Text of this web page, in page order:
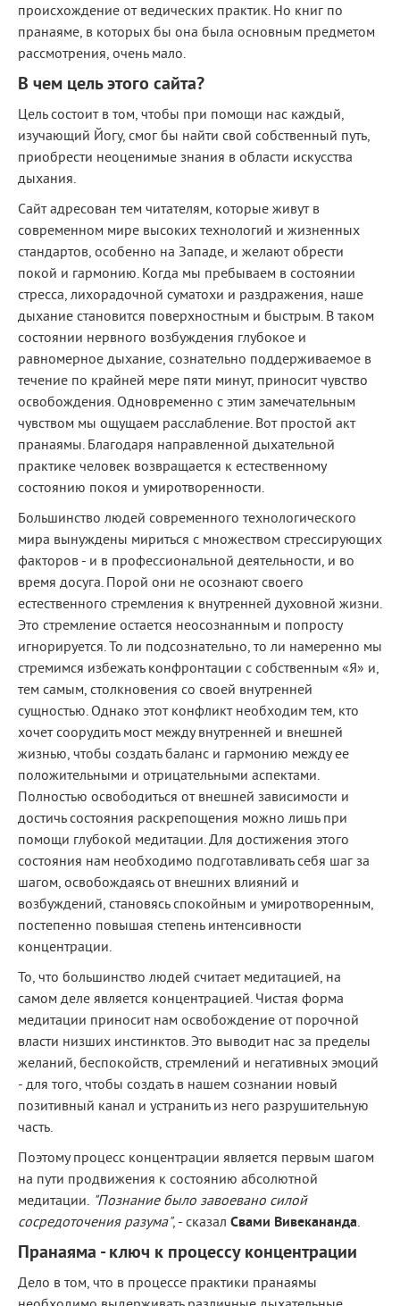
происхождение от ведических практик. Но книг по
пранаяме, в которых бы она была основным предметом
рассмотрения, очень мало.
В чем цель этого сайта?
Цель состоит в том, чтобы при помощи нас каждый,
изучающий Йогу, смог бы найти свой собственный путь,
приобрести неоценимые знания в области искусства
дыхания.
Сайт адресован тем читателям, которые живут в
современном мире высоких технологий и жизненных
стандартов, особенно на Западе, и желают обрести
покой и гармонию. Когда мы пребываем в состоянии
стресса, лихорадочной суматохи и раздражения, наше
дыхание становится поверхностным и быстрым. В таком
состоянии нервного возбуждения глубокое и
равномерное дыхание, сознательно поддерживаемое в
течение по крайней мере пяти минут, приносит чувство
освобождения. Одновременно с этим замечательным
чувством мы ощущаем расслабление. Вот простой акт
пранаямы. Благодаря направленной дыхательной
практике человек возвращается к естественному
состоянию покоя и умиротворенности.
Большинство людей современного технологического
мира вынуждены мириться с множеством стрессирующих
факторов - и в профессиональной деятельности, и во
время досуга. Порой они не осознают своего
естественного стремления к внутренней духовной жизни.
Это стремление остается неосознанным и попросту
игнорируется. То ли подсознательно, то ли намеренно мы
стремимся избежать конфронтации с собственным «Я» и,
тем самым, столкновения со своей внутренней
сущностью. Однако этот конфликт необходим тем, кто
хочет соорудить мост между внутренней и внешней
жизнью, чтобы создать баланс и гармонию между ее
положительными и отрицательными аспектами.
Полностью освободиться от внешней зависимости и
достичь состояния раскрепощения можно лишь при
помощи глубокой медитации. Для достижения этого
состояния нам необходимо подготавливать себя шаг за
шагом, освобождаясь от внешних влияний и
возбуждений, становясь спокойным и умиротворенным,
постепенно повышая степень интенсивности
концентрации.
То, что большинство людей считает медитацией, на
самом деле является концентрацией. Чистая форма
медитации приносит нам освобождение от порочной
власти низших инстинктов. Это выводит нас за пределы
желаний, беспокойств, стремлений и негативных эмоций
- для того, чтобы создать в нашем сознании новый
позитивный канал и устранить из него разрушительную
часть.
Поэтому процесс концентрации является первым шагом
на пути продвижения к состоянию абсолютной
медитации. "Познание было завоевано силой
сосредоточения разума", - сказал Свами Вивекананда.
Пранаяма - ключ к процессу концентрации
Дело в том, что в процессе практики пранаямы